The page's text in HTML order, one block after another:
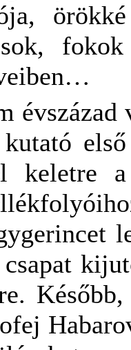
évszázad
keletre